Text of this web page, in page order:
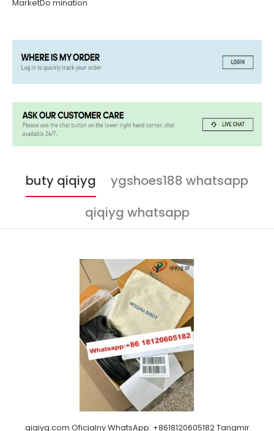
MarketDo mination
buty qiqiyg
ygshoes188 whatsapp
qiqiyg whatsapp
qiqiyg.com Oficjalny WhatsApp: +8618120605182 Tangmir